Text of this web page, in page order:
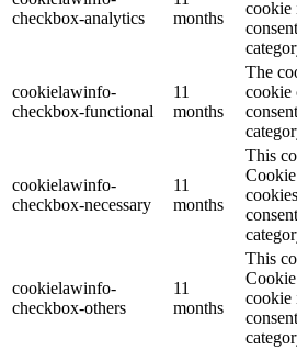
checkbox-analytics
months
cookie
cookielawinfo-
checkbox-functional
11
months
The
cookie
cookielawinfo-
checkbox-necessary
11
months
This
cookielawinfo-
checkbox-others
11
months
This
cookie